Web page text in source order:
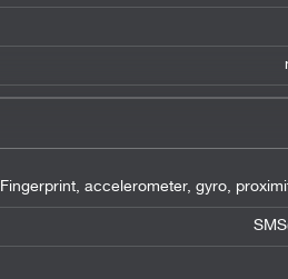
Fingerprint, accelerometer, gyro,